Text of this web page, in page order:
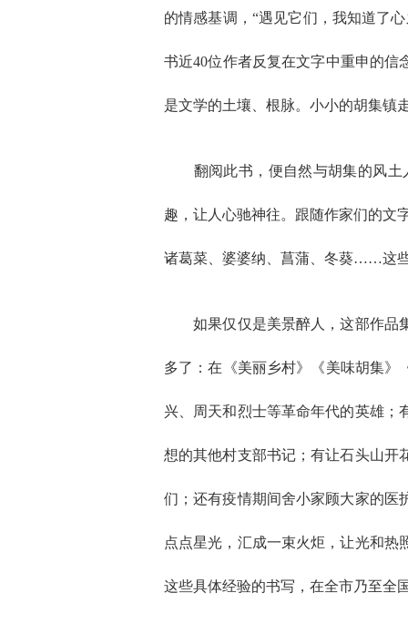
的情感基调，“遇见它们，我知道了
书近40位作者反复在文字中重申的信
是文学的土壤、根脉。小小的胡集镇
翻阅此书，便自然与胡集的风土
趣，让人心驰神往。跟随作家们的文
诸葛菜、婆婆纳、菖蒲、冬葵……这
如果仅仅是美景醉人，这部作品集
多了：在《美丽乡村》《美味胡集》
兴、周天和烈士等革命年代的英雄；
想的其他村支部书记；有让石头山开
们；还有疫情期间舍小家顾大家的
点点星光，汇成一束火炬，让光和
这些具体经验的书写，在全市乃至全